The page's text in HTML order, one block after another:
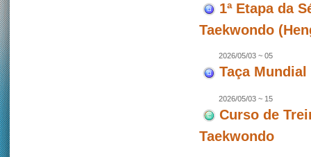
1ª Etapa da
Taekwondo
2026/05/03 ~ 05
Taça
2026/05/03 ~ 15
Curso de
Taekwondo